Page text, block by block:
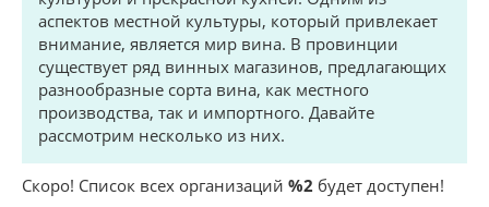
СТАТЬИ
УСЛУГИ
аспектов местной культуры, который привлекает
внимание, является мир вина. В провинции
существует ряд винных магазинов, предлагающих
разнообразные сорта вина, как местного
производства, так и импортного. Давайте
рассмотрим несколько из них.
Скоро! Список всех организаций %2 будет доступен!